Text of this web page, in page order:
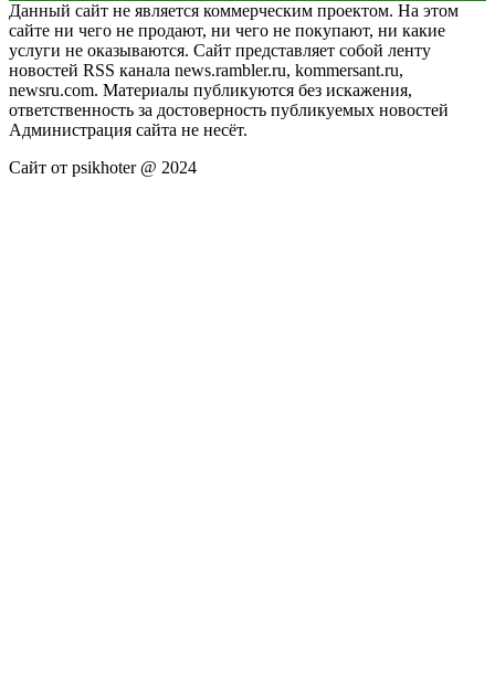
Данный сайт не является коммерческим проектом. На этом
сайте ни чего не продают, ни чего не покупают, ни какие
услуги не оказываются. Сайт представляет собой ленту
новостей RSS канала news.rambler.ru, kommersant.ru,
newsru.com. Материалы публикуются без искажения,
ответственность за достоверность публикуемых новостей
Администрация сайта не несёт.
Сайт от psikhoter @ 2024